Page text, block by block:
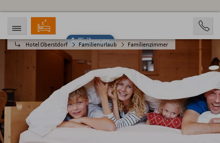
Solliciteer nu
Hotel Oberstdorf Familienurlaub Familienzimmer
AANKOMST VERTREK
11.08.2026
OPVARENDEN
BOOKING